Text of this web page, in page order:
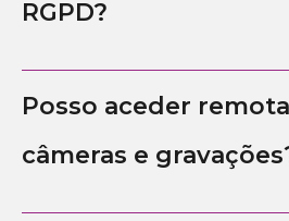
RGPD?
Posso aceder
câmeras e